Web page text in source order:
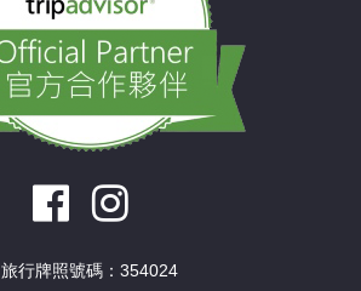
旅行牌照號碼：354024